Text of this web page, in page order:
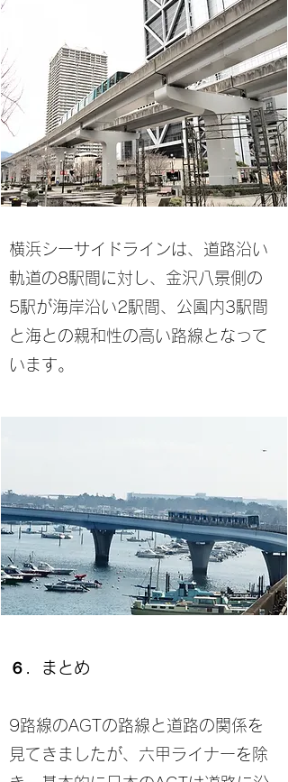
横浜シーサイドラインは、道路沿い
軌道の8駅間に対し、金沢八景側の
5駅が海岸沿い2駅間、公園内3駅間
と海との親和性の高い路線となって
います。
６．まとめ
9路線のAGTの路線と道路の関係を
見てきましたが、六甲ライナーを除